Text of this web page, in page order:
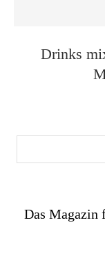
Drinks
Das Magazin